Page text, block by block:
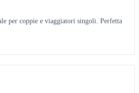
per coppie e viaggiatori singoli. Perfetta